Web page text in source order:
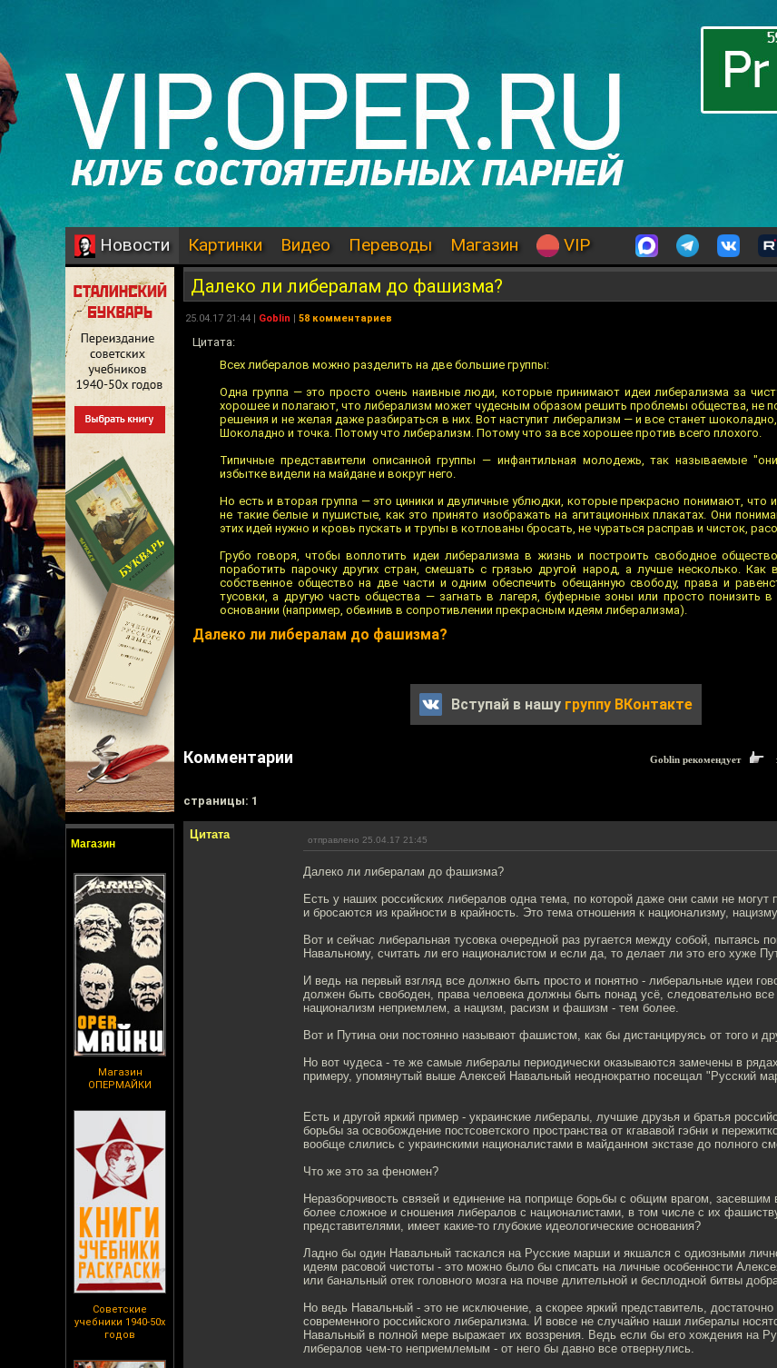
Новости Картинки Видео Переводы Магазин VIP
Магазин
Магазин
ОПЕРМАЙКИ
Советские
учебники 1940-50х
годов
Далеко ли либералам до фашизма?
25.04.17 21:44 | Goblin | 58 комментариев
Цитата:
Всех либералов можно разделить на две большие группы:
Одна группа — это просто очень наивные люди, которые принимают идеи либерализма за
хорошее и полагают, что либерализм может чудесным образом решить проблемы общества, не
решения и не желая даже разбираться в них. Вот наступит либерализм — и все станет
Шоколадно и точка. Потому что либерализм. Потому что за все хорошее против всего плохого.
Типичные представители описанной группы — инфантильная молодежь, так называемые
избытке видели на майдане и вокруг него.
Но есть и вторая группа — это циники и двуличные ублюдки, которые прекрасно понимают, что
не такие белые и пушистые, как это принято изображать на агитационных плакатах. Они
этих идей нужно и кровь пускать и трупы в котлованы бросать, не чураться расправ и чисток,
Грубо говоря, чтобы воплотить идеи либерализма в жизнь и построить свободное
поработить парочку других стран, смешать с грязью другой народ, а лучше несколько. Как
собственное общество на две части и одним обеспечить обещанную свободу, права и
тусовки, а другую часть общества — загнать в лагеря, буферные зоны или просто понизить
основании (например, обвинив в сопротивлении прекрасным идеям либерализма).
Далеко ли либералам до фашизма?
Вступай в нашу группу ВКонтакте
Комментарии Goblin рекомендует
cтраницы: 1
Цитата отправлено 25.04.17 21:45
Далеко ли либералам до фашизма?
Есть у наших российских либералов одна тема, по которой даже они сами не могут
и бросаются из крайности в крайность. Это тема отношения к национализму,
Вот и сейчас либеральная тусовка очередной раз ругается между собой, пытаясь
Навальному, считать ли его националистом и если да, то делает ли это его хуже
И ведь на первый взгляд все должно быть просто и понятно - либеральные идеи
должен быть свободен, права человека должны быть понад усё, следовательно
национализм неприемлем, а нацизм, расизм и фашизм - тем более.
Вот и Путина они постоянно называют фашистом, как бы дистанцируясь от того и
Но вот чудеса - те же самые либералы периодически оказываются замечены в
примеру, упомянутый выше Алексей Навальный неоднократно посещал "Русский
Есть и другой яркий пример - украинские либералы, лучшие друзья и братья
борьбы за освобождение постсоветского пространства от кгававой гэбни и
вообще слились с украинскими националистами в майданном экстазе до полного
Что же это за феномен?
Неразборчивость связей и единение на поприще борьбы с общим врагом, засевшим
более сложное и сношения либералов с националистами, в том числе с их
представителями, имеет какие-то глубокие идеологические основания?
Ладно бы один Навальный таскался на Русские марши и якшался с одиозными
идеям расовой чистоты - это можно было бы списать на личные особенности
или банальный отек головного мозга на почве длительной и бесплодной битвы
Но ведь Навальный - это не исключение, а скорее яркий представитель,
современного российского либерализма. И вовсе не случайно наши либералы
Навальный в полной мере выражает их воззрения. Ведь если бы его хождения на
либералов чем-то неприемлемым - от него бы давно все отвернулись.